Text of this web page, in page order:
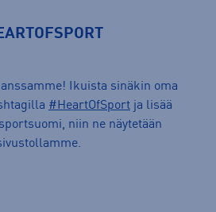
Ikuista sinäkin oma
#HeartOfSport ja lisää
niin ne näytetään